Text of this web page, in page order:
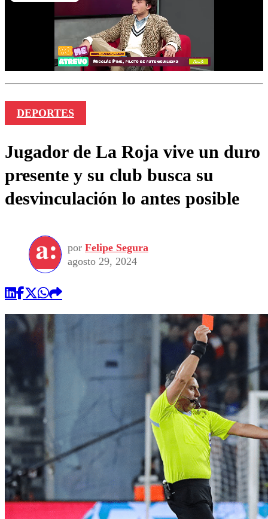
DEPORTES
Jugador de La Roja vive un duro
presente y su club busca su
desvinculación lo antes posible
por Felipe Segura
agosto 29, 2024